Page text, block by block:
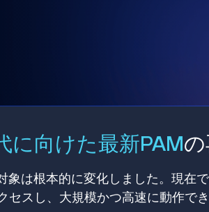
に向けた最新PAM
象は根本的に変化しました。現在
セスし、大規模かつ高速に動作でき